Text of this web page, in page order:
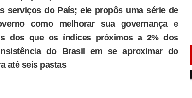
serviços do País; ele propôs uma série de
como melhorar sua governança e
dos que os índices próximos a 2% dos
do Brasil em se aproximar do
até seis pastas